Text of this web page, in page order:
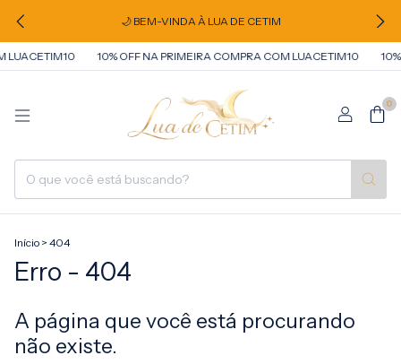
🌙 BEM-VINDA À LUA DE CETIM
10% OFF NA PRIMEIRA COMPRA COM LUACETIM10
0
Início > 404
Erro - 404
A página que você está procurando
não existe.